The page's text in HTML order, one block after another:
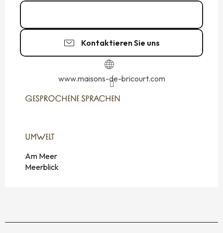
Kontaktieren Sie uns
www.maisons-de-bricourt.com
GESPROCHENE SPRACHEN
GESPROCHENE SPRACHEN
UMWELT
UMWELT
Am Meer
Meerblick